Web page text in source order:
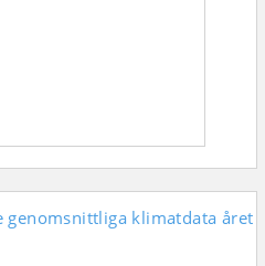
genomsnittliga klimatdata året